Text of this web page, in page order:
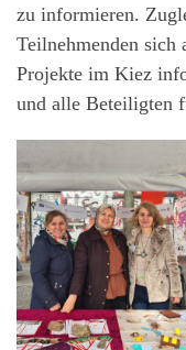
zu informieren.
Teilnehmenden sich
Projekte im Kiez
und alle Beteiligten